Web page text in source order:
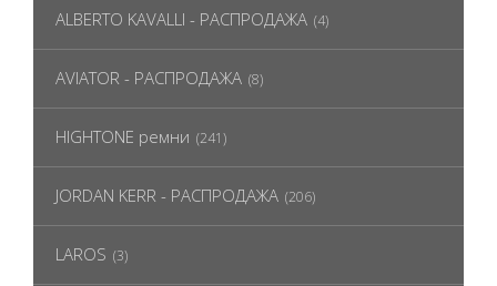
ALBERTO KAVALLI - РАСПРОДАЖА (4)
AVIATOR - РАСПРОДАЖА (8)
HIGHTONE ремни (241)
JORDAN KERR - РАСПРОДАЖА (206)
LAROS (3)